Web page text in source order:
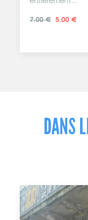
7.00 € 5.00 €
DANS